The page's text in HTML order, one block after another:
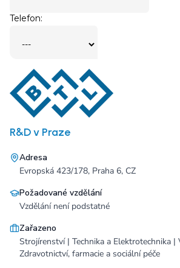
R&D v Praze
Adresa
Evropská 423/178, Praha 6, CZ
Požadované vzdělání
Vzdělání není podstatné
Zařazeno
Strojírenství | Technika a Elektrotechnika |
Zdravotnictví, farmacie a sociální péče